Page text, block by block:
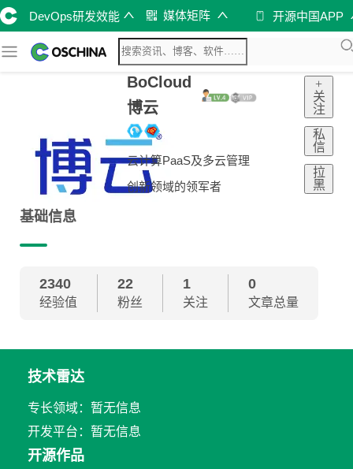
DevOps研发效能 媒体矩阵 开源中国APP
BoCloud
博云
云计算PaaS及多云管理
创新领域的领军者
+
关
注
私
信
拉
黑
基础信息
2340
经验值
22
粉丝
1
关注
0
文章总量
技术雷达
专长领域：暂无信息
开发平台：暂无信息
开源作品